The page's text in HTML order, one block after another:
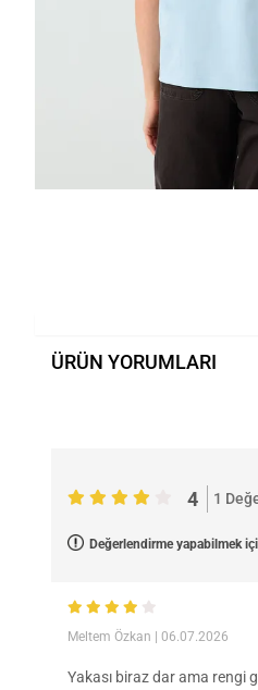
ÜRÜN YORUMLARI
4 1
Değerlendirme yapabilmek
Meltem Özkan | 06.07.2026
Yakası biraz dar ama rengi